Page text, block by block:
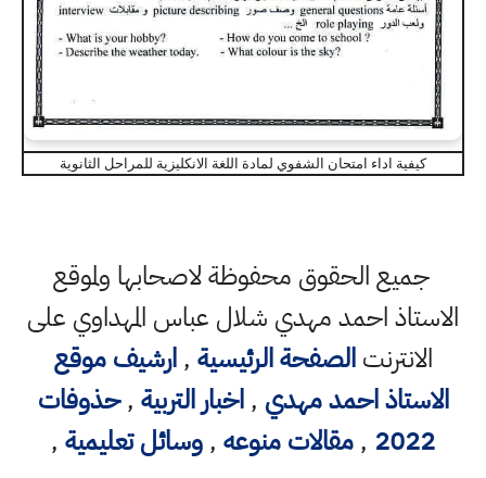
كيفية اداء امتحان الشفوي لمادة اللغة الانكليزية للمراحل الثانوية
جميع الحقوق محفوظة لاصحابها ولموقع
الاستاذ احمد مهدي شلال عباس المهداوي على
الانترنت الصفحة الرئيسية , ارشيف موقع
الاستاذ احمد مهدي , اخبار التربية , حذوفات
2022
,مقالات منوعه ,وسائل تعليمية ,